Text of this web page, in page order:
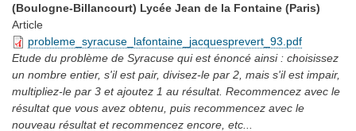
(Boulogne-Billancourt) Lycée Jean de la Fontaine (Paris)
Article
probleme_syracuse_lafontaine_jacquesprevert_93.pdf
Etude du problème de Syracuse qui est énoncé ainsi : choisissez
un nombre entier, s'il est pair, divisez-le par 2, mais s'il est impair,
multipliez-le par 3 et ajoutez 1 au résultat. Recommencez avec le
résultat que vous avez obtenu, puis recommencez avec le
nouveau résultat et recommencez encore, etc...